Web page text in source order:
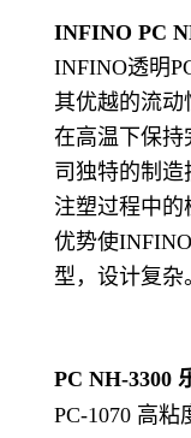
INFINO PC
INFINO透明
其优越的流动
在高温下保持
司独特的制
注塑过程中
优势使
型，设计复杂
PC NH-3300
PC-1070 高